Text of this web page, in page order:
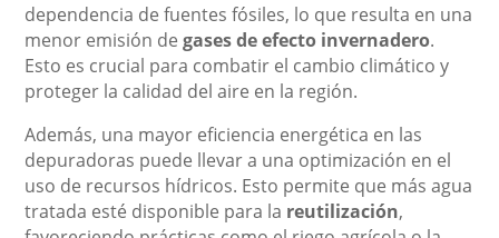
dependencia de fuentes fósiles, lo que resulta en una
menor emisión degases de efecto invernadero.
Esto es crucial para combatir el cambio climático y
proteger la calidad del aire en la región.
Además, una mayor eficiencia energética en las
depuradoras puede llevar a una optimización en el
uso de recursos hídricos. Esto permite que más agua
tratada esté disponible para la reutilización,